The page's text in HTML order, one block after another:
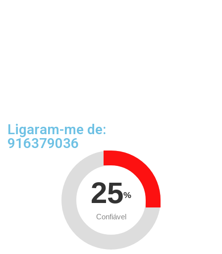
Ligaram-me de:
916379036
25%
Confiável